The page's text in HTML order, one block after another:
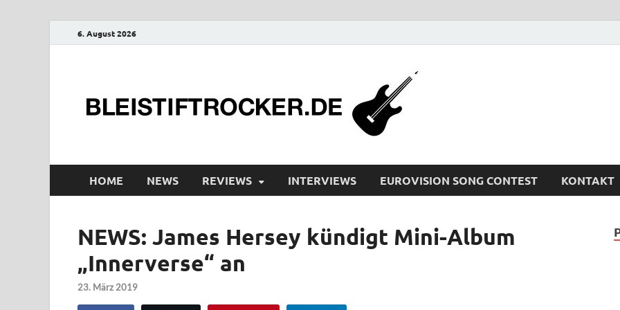
6. August 2026
HOME NEWS REVIEWS INTERVIEWS EUROVISION SONG CONTEST KONTAKT
NEWS: James Hersey kündigt Mini-Album
„Innerverse“ an
23. März 2019